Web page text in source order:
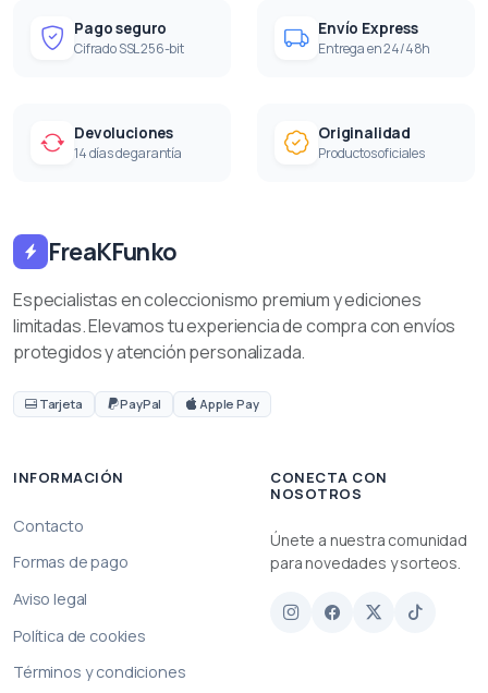
Pago seguro
Cifrado SSL 256-bit
Envío Express
Entrega en 24/48h
Devoluciones
14 días de garantía
Originalidad
Productos oficiales
FreaKFunko
Especialistas en coleccionismo premium y ediciones
limitadas. Elevamos tu experiencia de compra con envíos
protegidos y atención personalizada.
Tarjeta PayPal Apple Pay
INFORMACIÓN
Contacto
Formas de pago
Aviso legal
Política de cookies
Términos y condiciones
CONECTA CON
NOSOTROS
Únete a nuestra comunidad
para novedades y sorteos.